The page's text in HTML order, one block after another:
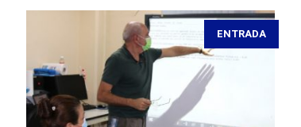
ENTRADA